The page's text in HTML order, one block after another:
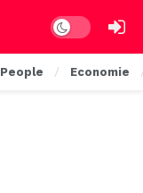
Dark mode
People Economie